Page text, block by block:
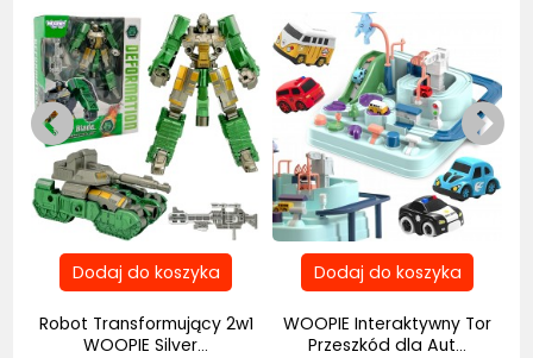
Robot Transformujący 2w1
WOOPIE Silver...
WOOPIE Interaktywny Tor
Przeszkód dla Aut...